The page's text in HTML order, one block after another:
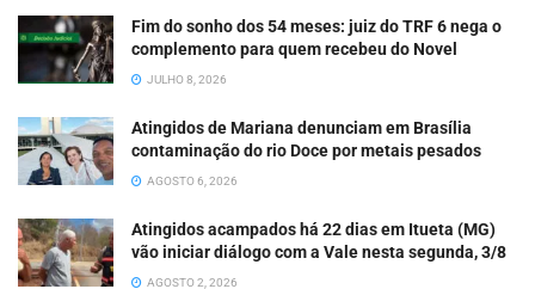
Fim do sonho dos 54 meses: juiz do TRF 6 nega o
complemento para quem recebeu do Novel
JULHO 8, 2026
Atingidos de Mariana denunciam em Brasília
contaminação do rio Doce por metais pesados
AGOSTO 6, 2026
Atingidos acampados há 22 dias em Itueta (MG)
vão iniciar diálogo com a Vale nesta segunda, 3/8
AGOSTO 2, 2026